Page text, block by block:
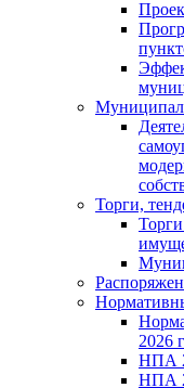
Торги,
2026
НПА
НПА